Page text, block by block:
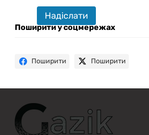
Надіслати
Поширити у соцмережах
Поширити Поширити
Привіт! 👋 Я Gazik AI — допоможу
підібрати вживану комп'ютерну
техніку. Що шукаєш?